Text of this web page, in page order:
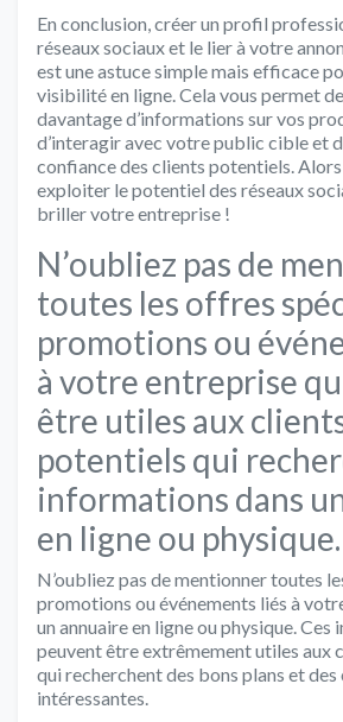
En conclusion, créer un profil
réseaux sociaux et le lier à votre
est une astuce simple mais efficace
visibilité en ligne. Cela vous permet
davantage d’informations sur vos
d’interagir avec votre public cible et
confiance des clients potentiels. Alors
exploiter le potentiel des réseaux
briller votre entreprise !
N’oubliez pas de
toutes les offres
promotions ou
à votre entreprise
être utiles aux
potentiels qui
informations dans
en ligne ou physique.
N’oubliez pas de mentionner toutes
promotions ou événements liés à
un annuaire en ligne ou physique.
peuvent être extrêmement utiles aux
qui recherchent des bons plans et
intéressantes.